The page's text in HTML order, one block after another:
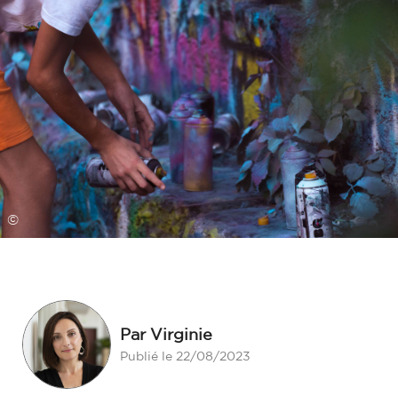
©
Par Virginie
Publié le 22/08/2023